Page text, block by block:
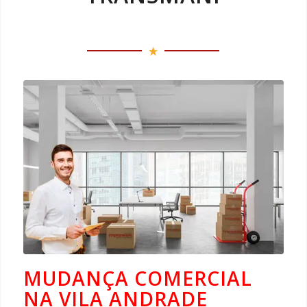
MUDANÇA COMERCIAL
NA VILA ANDRADE